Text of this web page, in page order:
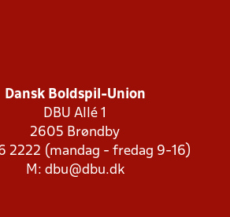
Dansk Boldspil-Union
DBU Allé 1
2605 Brøndby
2222 (mandag - fredag 9-16)
M: dbu@dbu.dk